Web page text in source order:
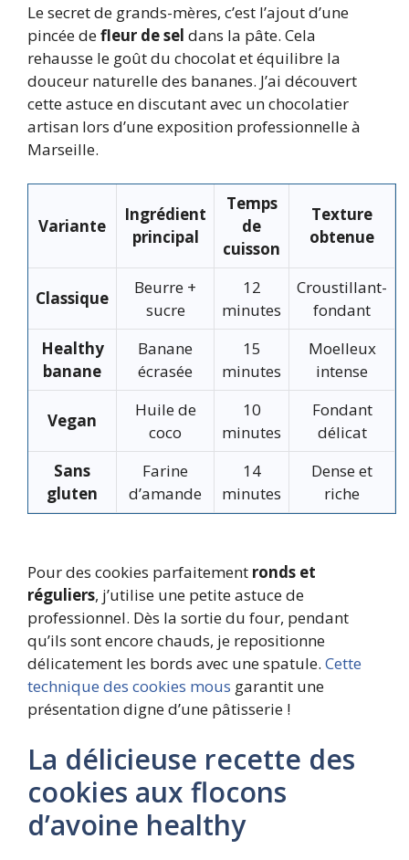
Le secret de grands-mères, c’est l’ajout d’une
pincée defleur de sel dans la pâte. Cela
rehausse le goût du chocolat et équilibre la
douceur naturelle des bananes. J’ai découvert
cette astuce en discutant avec un chocolatier
artisan lors d’une exposition professionnelle à
Marseille.
Variante
Ingrédient
principal
Temps
de
cuisson
Texture
obtenue
Classique
Beurre +
sucre
12
minutes
Croustillant-
fondant
Healthy
banane
Banane
écrasée
15
minutes
Moelleux
intense
Vegan
Huile de
coco
10
minutes
Fondant
délicat
Sans
gluten
Farine
d’amande
14
minutes
Dense et
riche
Pour des cookies parfaitement ronds et
réguliers, j’utilise une petite astuce de
professionnel. Dès la sortie du four, pendant
qu’ils sont encore chauds, je repositionne
délicatement les bords avec une spatule. Cette
technique des cookies mous garantit une
présentation digne d’une pâtisserie !
La délicieuse recette des
cookies aux flocons
d’avoine healthy